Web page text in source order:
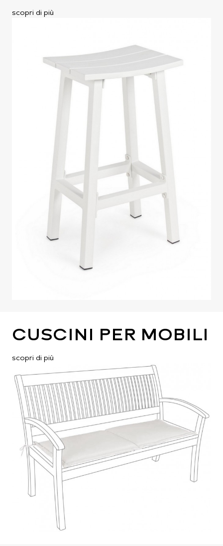
scopri di più
CUSCINI PER MOBILI
scopri di più